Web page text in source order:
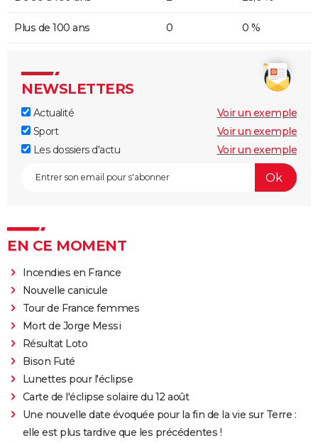
Plus de 100 ans 0 0 %
NEWSLETTERS
Actualité
Voir un exemple
Sport
Voir un exemple
Les dossiers d'actu
Voir un exemple
EN CE MOMENT
Incendies en France
Nouvelle canicule
Tour de France femmes
Mort de Jorge Messi
Résultat Loto
Bison Futé
Lunettes pour l'éclipse
Carte de l'éclipse solaire du 12 août
Une nouvelle date évoquée pour la fin de la vie sur Terre :
elle est plus tardive que les précédentes !